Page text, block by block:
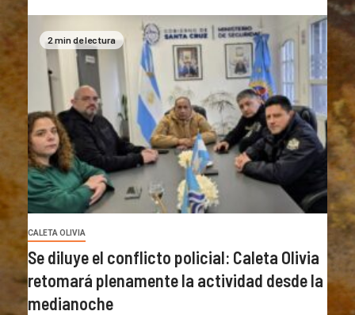
2 min de lectura
CALETA OLIVIA
Se diluye el conflicto policial: Caleta Olivia
retomará plenamente la actividad desde la
medianoche